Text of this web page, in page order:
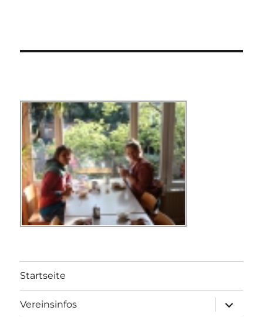
Startseite
Vereinsinfos
öffnen